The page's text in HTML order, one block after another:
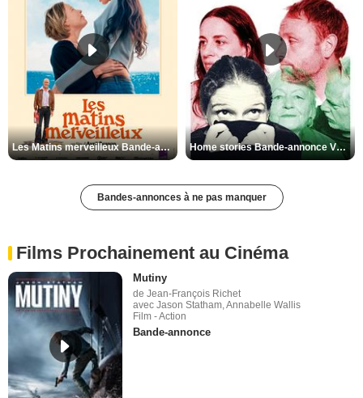
Les Matins merveilleux Bande-annonce VF Home stories Bande-annonce VO STFR
Bandes-annonces à ne pas manquer
Films Prochainement au Cinéma
Mutiny
de Jean-François Richet
avec Jason Statham, Annabelle Wallis
Film - Action
Bande-annonce